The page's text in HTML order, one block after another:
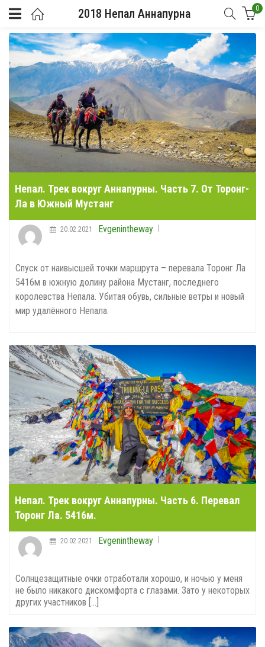
2018 Непал Аннапурна 0
Непал. Трек вокруг Аннапурны. Часть 7. От Торонг-
Ла в Южный Мустанг
Evgenintheway
20.02.2021
Спуск от наивысшей точки маршрута – перевала Торонг Ла
5416м в южную долину района Мустанг, последнего
королевства Непала. Убитая обувь, сильные ветры и новый
мир удалённого Непала.
Непал. Трек вокруг Аннапурны. Часть 6. Перевал
Торонг Ла. 5416м.
Evgenintheway
20.02.2021
Солнцезащитные очки отработали хорошо, и ночью у меня
не было никакого дискомфорта с глазами. Зато у некоторых
других участников [...]